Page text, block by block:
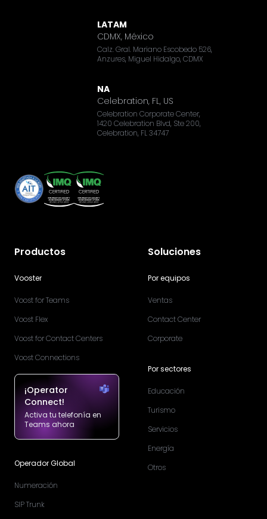
LATAM
CDMX, México
Calz. Gral. Mariano Escobedo 526,
Anzures, Miguel Hidalgo, CDMX
NA
Celebration, FL, US
Celebration Corporate Center,
1420 Celebration Blvd, Ste 200,
Celebration, FL 34747
Productos
Vooster
Voost for Teams
Voost Flex
Voost for Contact Centers
Voost Connections
¡Operator
Connect!
Activa tu telefonía en
Teams ahora
Operador Global
Numeración
SIP Trunk
Soluciones
Por equipos
Ventas
Contact Center
Corporate
Por sectores
Educación
Turismo
Servicios
Energía
Otros